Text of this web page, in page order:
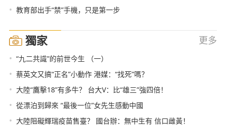
• 教育部出手“禁”手機，只是第一步
獨家 更多
• “九二共識”的前世今生 （一）
• 蔡英文又搞“正名”小動作 港媒：“找死”嗎？
• 大陸“鷹擊18”有多牛？ 台大V：比“雄三”強四倍！
• 從漂泊到歸來 “最後一位”女先生感動中國
• 大陸阻礙輝瑞疫苗售臺？ 國台辦：無中生有 信口雌黃！